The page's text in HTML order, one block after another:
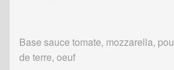
Base sauce tomate, mozzarella,
de terre, oeuf